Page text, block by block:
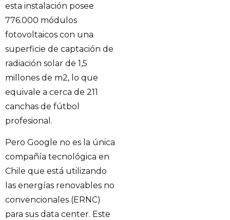
esta instalación posee
776.000 módulos
fotovoltaicos con una
superficie de captación de
radiación solar de 1,5
millones de m2, lo que
equivale a cerca de 211
canchas de fútbol
profesional.
Pero Google no es la única
compañía tecnológica en
Chile que está utilizando
las energías renovables no
convencionales (ERNC)
para sus data center. Este